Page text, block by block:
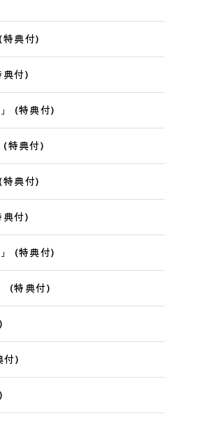
典付)
典付)
(特典付)
(特典付)
典付)
典付)
(特典付)
(特典付)
付)